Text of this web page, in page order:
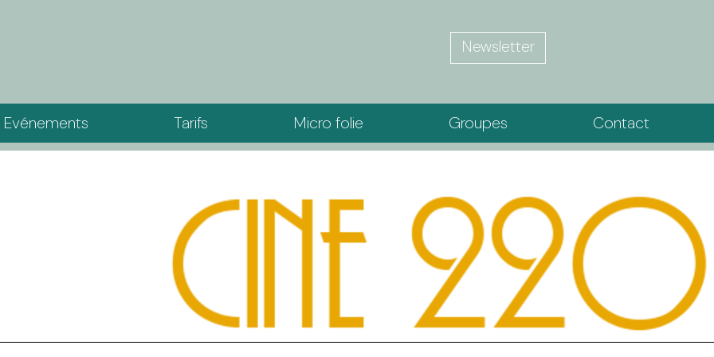
Newsletter
Evénements Tarifs Micro folie Groupes Contact